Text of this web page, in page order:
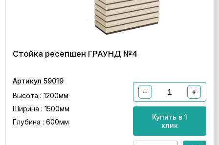
Стойка ресепшен ГРАУНД №4
Артикул 59019
Высота : 1200мм
Ширина : 1500мм
Глубина : 600мм
− +
Купить в 1
клик